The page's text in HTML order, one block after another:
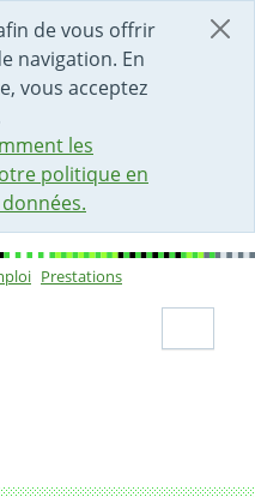
de vous offrir
navigation. En
vous acceptez
les
politique en
PAGE
Prestations